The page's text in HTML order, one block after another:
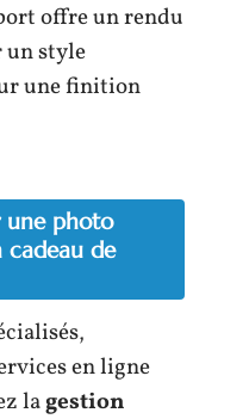
offre un rendu
style
une finition
une photo
cadeau de
en ligne
lagestion